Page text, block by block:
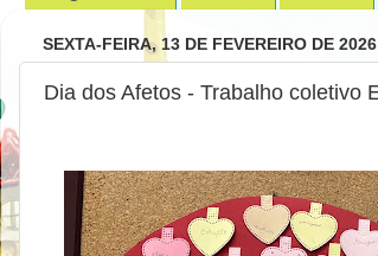
SEXTA-FEIRA, 13 DE FEVEREIRO DE 2026
Dia dos Afetos - Trabalho coletivo